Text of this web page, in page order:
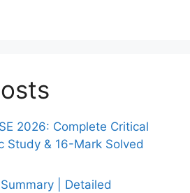
2026: Complete Critical
Study & 16-Mark Solved
| Detailed